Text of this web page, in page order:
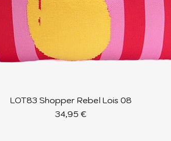
Schnellansicht
LOT83 Shopper Rebel Lois 08
Preis
34,95 €